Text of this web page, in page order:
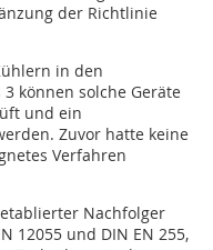
der Richtlinie
in den
können solche Geräte
und ein
Zuvor hatte keine
Verfahren
Nachfolger
12055 und DIN EN 255,